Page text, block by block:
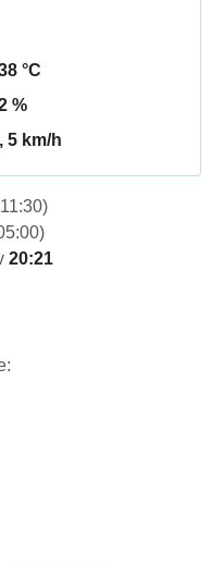
°C
%
5 km/h
20:21